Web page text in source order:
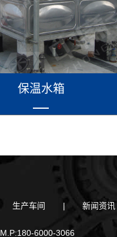
保温水箱
生产车间 | 新闻资讯
M.P:180-6000-3066